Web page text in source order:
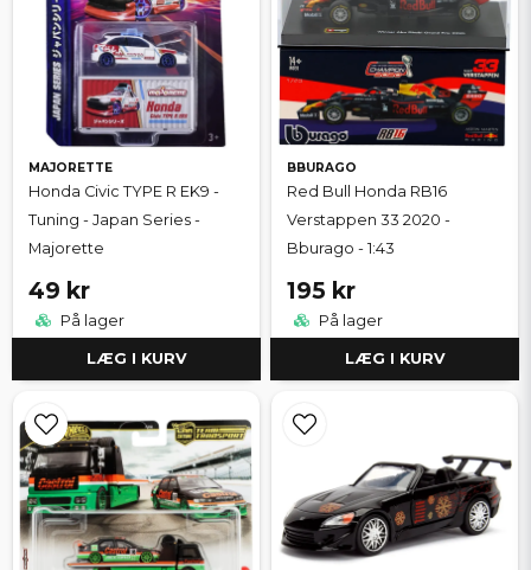
MAJORETTE
Honda Civic TYPE R EK9 -
Tuning - Japan Series -
Majorette
49 kr
På lager
LÆG I KURV
BBURAGO
Red Bull Honda RB16
Verstappen 33 2020 -
Bburago - 1:43
195 kr
På lager
LÆG I KURV